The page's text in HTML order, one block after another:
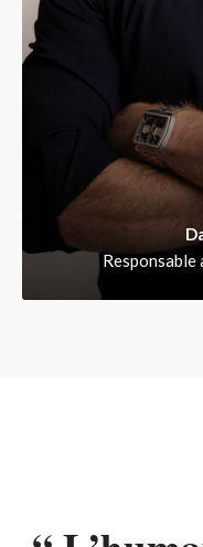
Responsable